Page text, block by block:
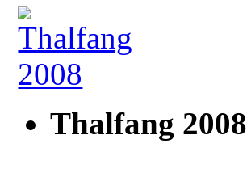
Thalfang 2008